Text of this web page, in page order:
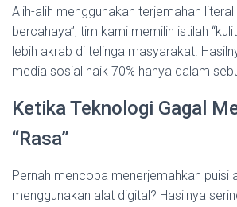
Alih-alih menggunakan terjemahan literal
bercahaya”, tim kami memilih istilah
lebih akrab di telinga masyarakat.
media sosial naik 70% hanya dalam
Ketika Teknologi Gagal
“Rasa”
Pernah mencoba menerjemahkan puisi
menggunakan alat digital? Hasilnya